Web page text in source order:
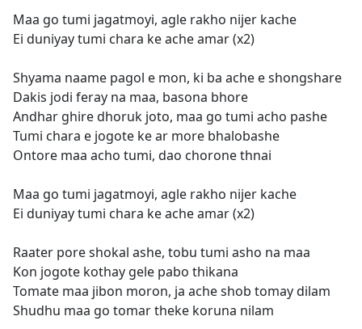
Maa go tumi jagatmoyi, agle rakho nijer kache
Ei duniyay tumi chara ke ache amar (x2)
Shyama naame pagol e mon, ki ba ache e shongshare
Dakis jodi feray na maa, basona bhore
Andhar ghire dhoruk joto, maa go tumi acho pashe
Tumi chara e jogote ke ar more bhalobashe
Ontore maa acho tumi, dao chorone thnai
Maa go tumi jagatmoyi, agle rakho nijer kache
Ei duniyay tumi chara ke ache amar (x2)
Raater pore shokal ashe, tobu tumi asho na maa
Kon jogote kothay gele pabo thikana
Tomate maa jibon moron, ja ache shob tomay dilam
Shudhu maa go tomar theke koruna nilam